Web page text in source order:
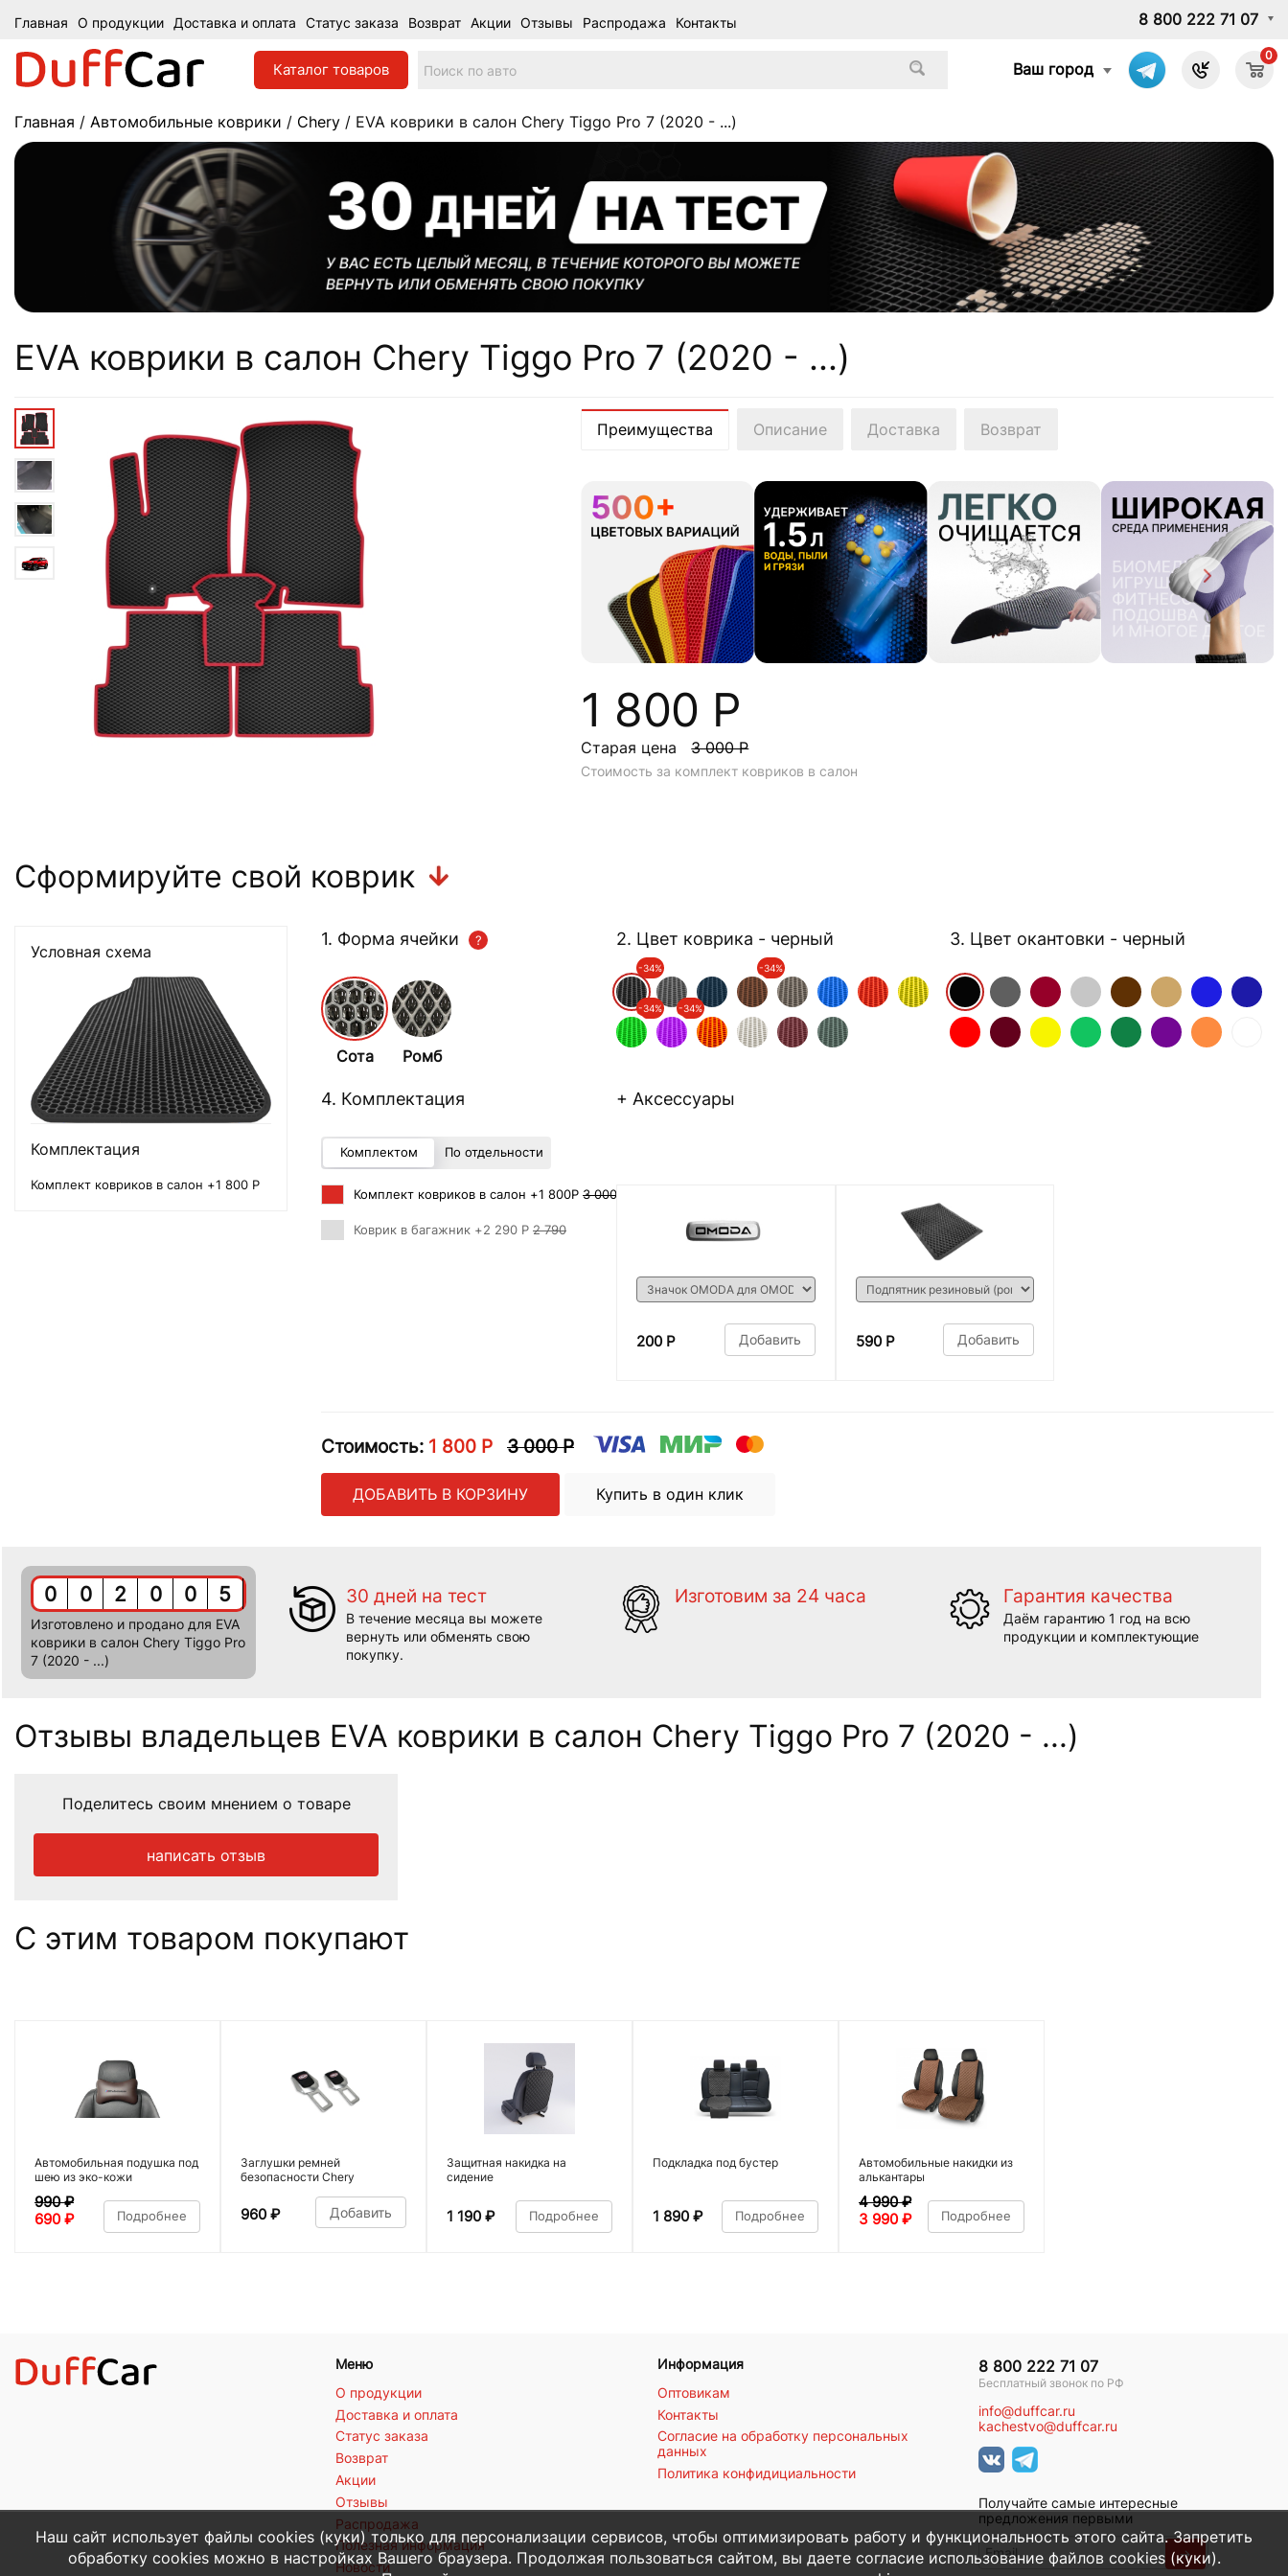
Главная О продукции Доставка и оплата Статус заказа Возврат Акции Отзывы Распродажа Контакты 8 800 222 71 07
Каталог товаров Ваш город
0
Главная / Автомобильные коврики / Chery / EVA коврики в салон Chery Tiggo Pro 7 (2020 - ...)
EVA коврики в салон Chery Tiggo Pro 7 (2020 - ...)
Преимущества Описание Доставка Возврат
1 800 Р
Старая цена 3 000 Р
Стоимость за комплект ковриков в салон
Сформируйте свой коврик
1. Форма ячейки
Сота Ромб
2. Цвет коврика - черный
-34% -34%
-34% -34%
3. Цвет окантовки - черный
4. Комплектация
Комплектом По отдельности
Комплект ковриков в салон +1 800Р 3 000
Коврик в багажник +2 290 Р 2 790
+ Аксессуары
200 Р Добавить 590 Р Добавить
Стоимость: 1 800 Р 3 000 Р
ДОБАВИТЬ В КОРЗИНУ Купить в один клик
Условная схема
Комплектация
Комплект ковриков в салон +1 800 Р
0 0 2 0 0 5
Изготовлено и продано для EVA
коврики в салон Chery Tiggo Pro
7 (2020 - ...)
30 дней на тест
В течение месяца вы можете
вернуть или обменять свою
покупку.
Изготовим за 24 часа Гарантия качества
Даём гарантию 1 год на всю
продукции и комплектующие
Отзывы владельцев EVA коврики в салон Chery Tiggo Pro 7 (2020 - ...)
Поделитесь своим мнением о товаре
написать отзыв
С этим товаром покупают
Автомобильная подушка под
шею из эко-кожи
990₽
690 ₽ Подробнее
Заглушки ремней
безопасности Chery
960 ₽ Добавить
Защитная накидка на
сидение
1 190 ₽ Подробнее
Подкладка под бустер
1 890 ₽ Подробнее
Автомобильные накидки из
алькантары
4 990₽
3 990 ₽ Подробнее
Меню
О продукции
Доставка и оплата
Статус заказа
Возврат
Акции
Отзывы
Распродажа
Полезная информация
Новости
Информация
Оптовикам
Контакты
Согласие на обработку персональных
данных
Политика конфидициальности
8 800 222 71 07
Бесплатный звонок по РФ
info@duffcar.ru
kachestvo@duffcar.ru
Получайте самые интересные
предложения первыми
→
Наш сайт использует файлы cookies (куки) только для персонализации сервисов, чтобы оптимизировать работу и функциональность этого сайта. Запретить
обработку cookies можно в настройках Вашего браузера. Продолжая пользоваться сайтом, вы даете согласие использование файлов cookies (куки).